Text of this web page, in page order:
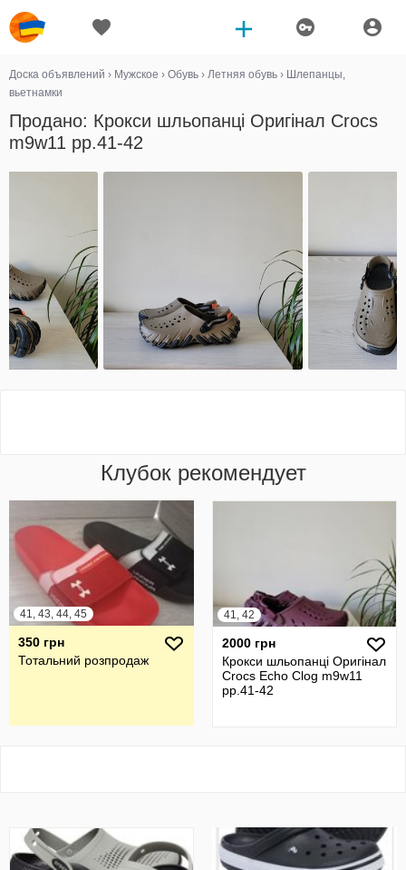
Доска объявлений › Мужское › Обувь › Летняя обувь › Шлепанцы,
вьетнамки
Продано: Крокси шльопанці Оригінал Crocs
m9w11 рр.41-42
Клубок рекомендует
41, 43, 44, 45
350 грн
Тотальний розпродаж
41, 42
2000 грн
Крокси шльопанці Оригінал
Crocs Echo Clog m9w11
рр.41-42